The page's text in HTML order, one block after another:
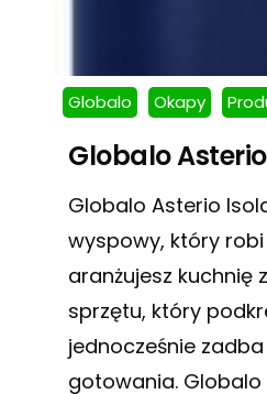
Globalo Okapy
Globalo
Globalo Asterio
wyspowy, który
aranżujesz kuchnię
sprzętu, który
jednocześnie
gotowania. Globalo